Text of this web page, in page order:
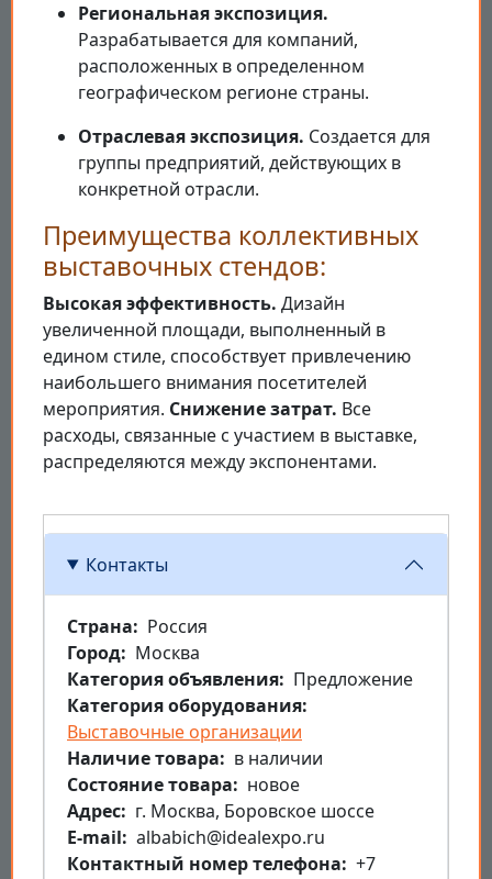
Региональная экспозиция.
Разрабатывается для компаний,
расположенных в определенном
географическом регионе страны.
Отраслевая экспозиция. Создается для
группы предприятий, действующих в
конкретной отрасли.
Преимущества коллективных
выставочных стендов:
Высокая эффективность. Дизайн
увеличенной площади, выполненный в
едином стиле, способствует привлечению
наибольшего внимания посетителей
мероприятия. Снижение затрат. Все
расходы, связанные с участием в выставке,
распределяются между экспонентами.
Контакты
Страна
Россия
Город
Москва
Категория объявления
Предложение
Категория оборудования
Выставочные организации
Наличие товара
в наличии
Состояние товара
новое
Aдрес
г. Москва, Боровское шоссе
E-mail
albabich@idealexpo.ru
Контактный номер телефона
+7